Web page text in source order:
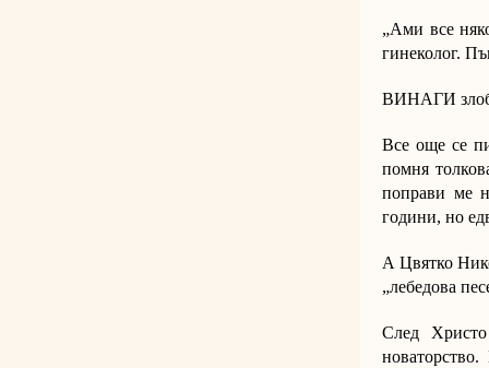
„Ами все
гинеколог.
ВИНАГИ
Все още се
помня
поправи ме
години, но
А Цвятко
„лебедова
След